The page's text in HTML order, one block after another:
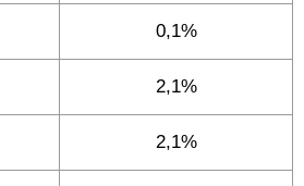
0,1%
2,1%
2,1%